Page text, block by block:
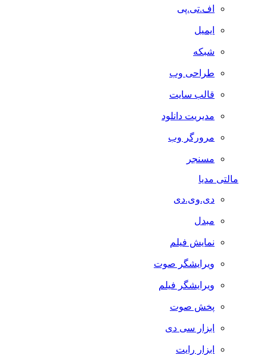
اف.تی.پی
ایمیل
شبکه
طراحی وب
قالب سایت
مدیریت دانلود
مرورگر وب
مسنجر
مالتی مدیا
دی.وی.دی
مبدل
نمایش فیلم
ویرایشگر صوت
ویرایشگر فیلم
پخش صوت
ابزار سی دی
ابزار رایت